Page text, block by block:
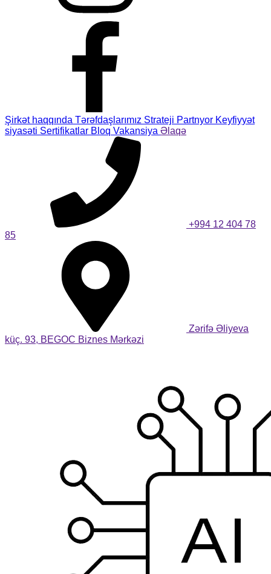
Şirkət haqqında Tərəfdaşlarımız Strateji Partnyor Keyfiyyət
siyasəti Sertifikatlar Bloq Vakansiya Əlaqə
+994 12 404 78
85
Zərifə Əliyeva
küç. 93, BEGOC Biznes Mərkəzi